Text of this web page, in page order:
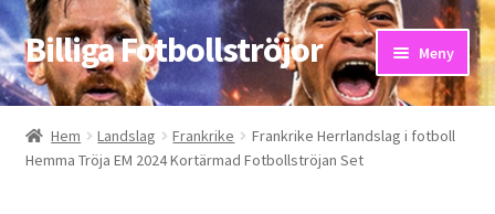
Hoppa
till
navigering
Hoppa
till
innehåll
Billiga Fotbollströjor Meny
Hem
Bloggar
Hem Landslag Frankrike
Frankrike Herrlandslag i fotboll
Hemma Tröja EM 2024 Kortärmad Fotbollströjan Set